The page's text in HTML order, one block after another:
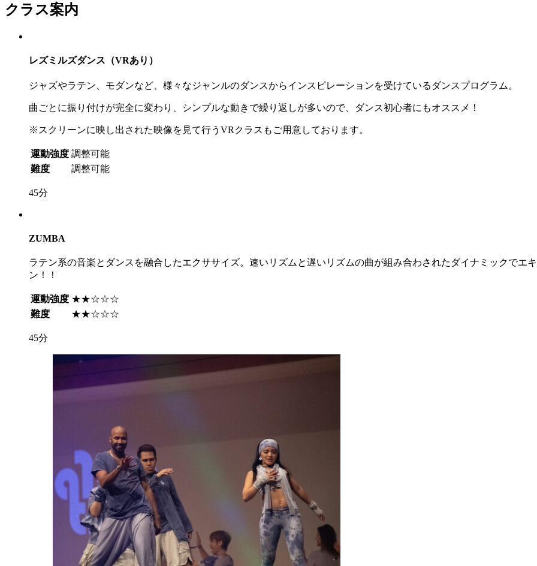
クラス案内
レズミルズダンス（VRあり）
ジャズやラテン、モダンなど、様々なジャンルのダンスからインスピレーションを受けているダンスプログラム。
曲ごとに振り付けが完全に変わり、シンプルな動きで繰り返しが多いので、ダンス初心者にもオススメ！
※スクリーンに映し出された映像を見て行うVRクラスもご用意しております。
運動強度 調整可能
難度
調整可能
45分
ZUMBA
ラテン系の音楽とダンスを融合したエクササイズ。速いリズムと遅いリズムの曲が組み合わされたダイナミックでエ
ン！！
運動強度 ★★☆☆☆
難度
★★☆☆☆
45分